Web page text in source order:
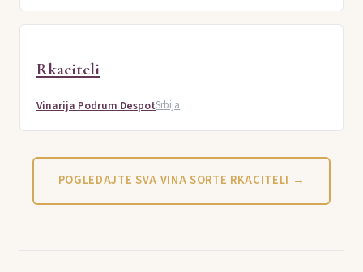
Rkaciteli
Vinarija Podrum DespotSrbija
POGLEDAJTE SVA VINA SORTE RKACITELI →